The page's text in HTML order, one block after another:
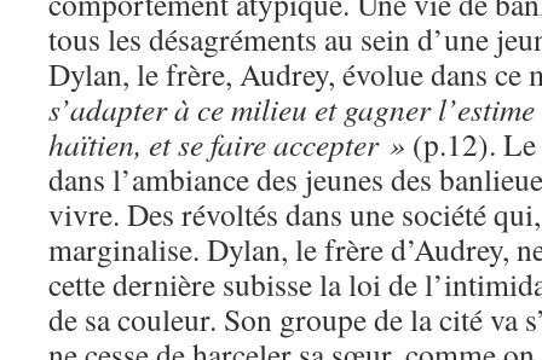
tous les désagréments au sein d’une
Dylan, le frère, Audrey, évolue dans
s’adapter à ce milieu et gagner
haïtien, et se faire accepter » (p.12).
dans l’ambiance des jeunes des
vivre. Des révoltés dans une société
marginalise. Dylan, le frère d’Audrey,
cette dernière subisse la loi de
de sa couleur. Son groupe de la cité va